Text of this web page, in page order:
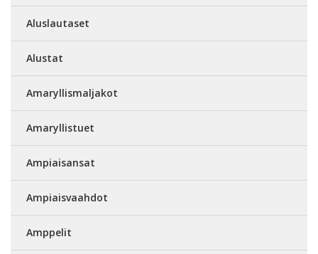
Aluslautaset
Alustat
Amaryllismaljakot
Amaryllistuet
Ampiaisansat
Ampiaisvaahdot
Amppelit